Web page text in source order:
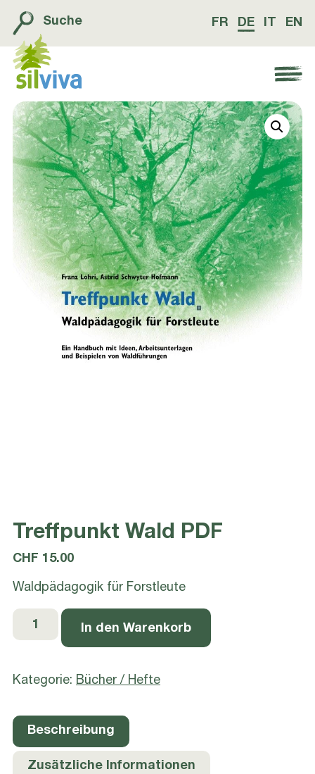
Suche FR DE EN
Navigation öffnen bzw. schliessen
Treffpunkt Wald PDF
CHF 15.00
Waldpädagogik für Forstleute
Treffpunkt
Wald
In den Warenkorb
Kategorie: Bücher / Hefte
Beschreibung
Zusätzliche Informationen